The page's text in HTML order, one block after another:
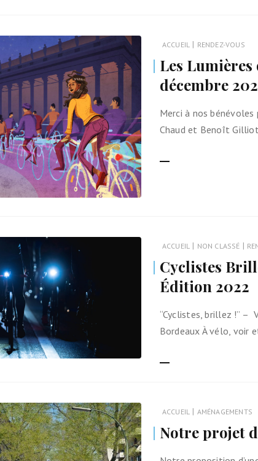
ACCUEIL | RENDEZ-VOUS
Les Lumières
décembre
Merci à nos bénévoles
Chaud et Benoît
ACCUEIL | NON CLASSÉ |
Cyclistes
Édition 2022
“Cyclistes, brillez !” –
Bordeaux À vélo, voir
ACCUEIL | AMÉNAGEMENTS
Notre projet